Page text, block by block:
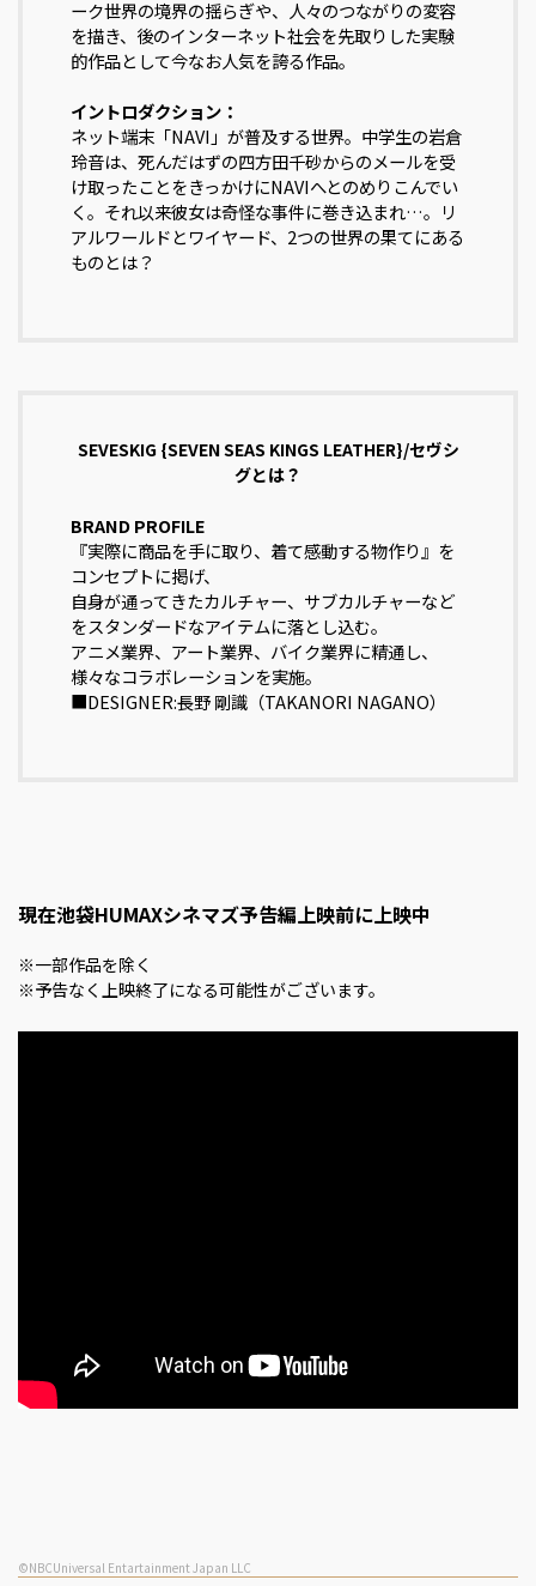
ーク世界の境界の揺らぎや、人々のつながりの変容
を描き、後のインターネット社会を先取りした実験
的作品として今なお人気を誇る作品。
イントロダクション：
ネット端末「NAVI」が普及する世界。中学生の岩倉
玲音は、死んだはずの四方田千砂からのメールを受
け取ったことをきっかけにNAVIへとのめりこんでい
く。それ以来彼女は奇怪な事件に巻き込まれ…。リ
アルワールドとワイヤード、2つの世界の果てにある
ものとは？
SEVESKIG {SEVEN SEAS KINGS LEATHER}/セヴシ
グとは？
BRAND PROFILE
『実際に商品を手に取り、着て感動する物作り』を
コンセプトに掲げ、
自身が通ってきたカルチャー、サブカルチャーなど
をスタンダードなアイテムに落とし込む。
アニメ業界、アート業界、バイク業界に精通し、
様々なコラボレーションを実施。
■DESIGNER:長野 剛識（TAKANORI NAGANO）
現在池袋HUMAXシネマズ予告編上映前に上映中
※一部作品を除く
※予告なく上映終了になる可能性がございます。
©NBCUniversal Entartainment Japan LLC